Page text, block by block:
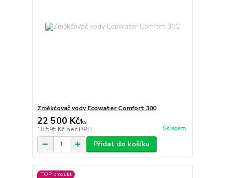
Změkčovač vody Ecowater Comfort 300
22 500 Kč/ks
18 595 Kč bez DPH Skladem
Přidat do košíku
TOP produkt